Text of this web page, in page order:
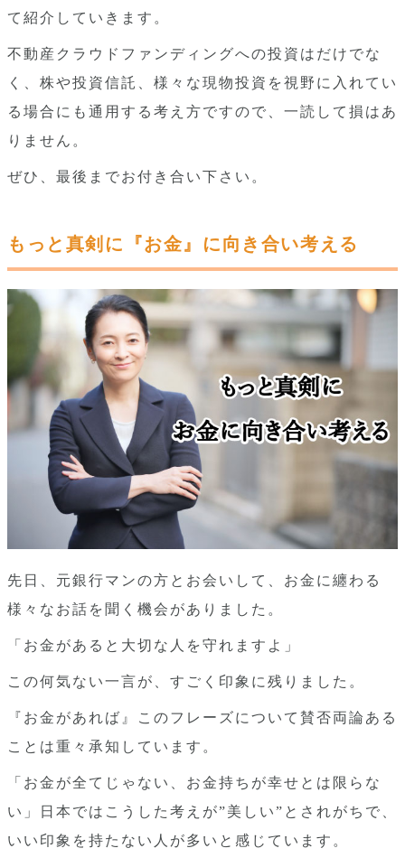
て紹介していきます。
不動産クラウドファンディングへの投資はだけでな
く、株や投資信託、様々な現物投資を視野に入れてい
る場合にも通用する考え方ですので、一読して損はあ
りません。
ぜひ、最後までお付き合い下さい。
もっと真剣に『お金』に向き合い考える
先日、元銀行マンの方とお会いして、お金に纏わる
様々なお話を聞く機会がありました。
「お金があると大切な人を守れますよ」
この何気ない一言が、すごく印象に残りました。
『お金があれば』このフレーズについて賛否両論ある
ことは重々承知しています。
「お金が全てじゃない、お金持ちが幸せとは限らな
い」日本ではこうした考えが”美しい”とされがちで、
いい印象を持たない人が多いと感じています。